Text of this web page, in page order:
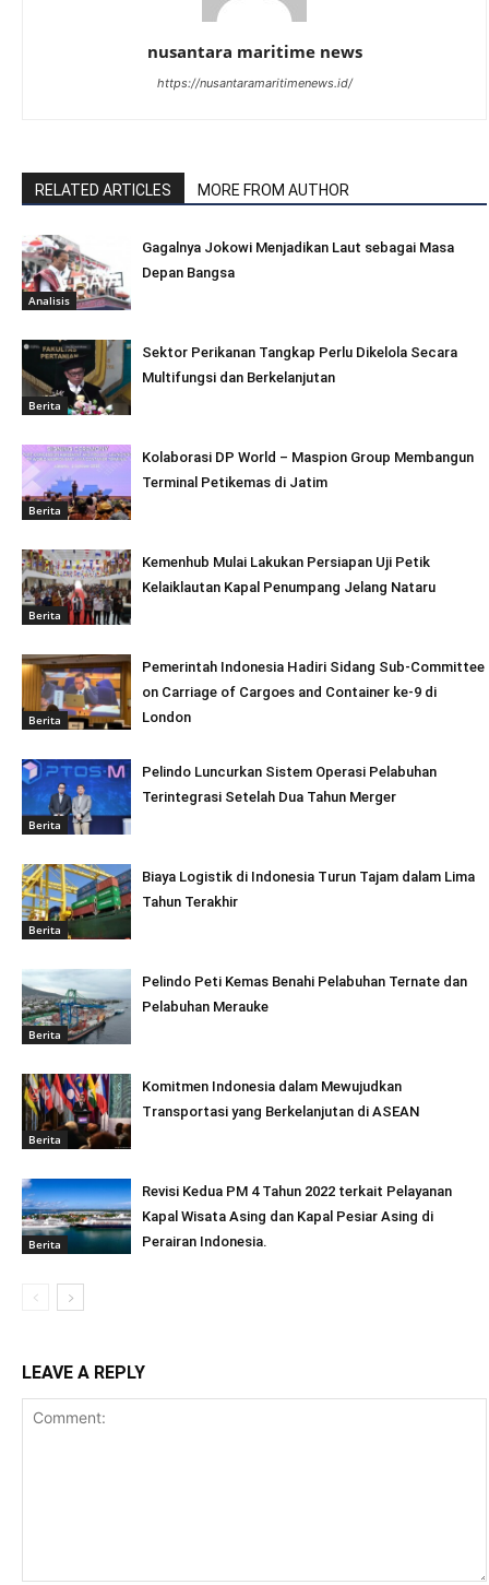
nusantara maritime news
https://nusantaramaritimenews.id/
RELATED ARTICLES MORE FROM AUTHOR
Analisis
Gagalnya Jokowi Menjadikan Laut sebagai Masa
Depan Bangsa
Berita
Sektor Perikanan Tangkap Perlu Dikelola Secara
Multifungsi dan Berkelanjutan
Berita
Kolaborasi DP World – Maspion Group Membangun
Terminal Petikemas di Jatim
Berita
Kemenhub Mulai Lakukan Persiapan Uji Petik
Kelaiklautan Kapal Penumpang Jelang Nataru
Berita
Pemerintah Indonesia Hadiri Sidang Sub-Committee
on Carriage of Cargoes and Container ke-9 di
London
Berita
Pelindo Luncurkan Sistem Operasi Pelabuhan
Terintegrasi Setelah Dua Tahun Merger
Berita
Biaya Logistik di Indonesia Turun Tajam dalam Lima
Tahun Terakhir
Berita
Pelindo Peti Kemas Benahi Pelabuhan Ternate dan
Pelabuhan Merauke
Berita
Komitmen Indonesia dalam Mewujudkan
Transportasi yang Berkelanjutan di ASEAN
Berita
Revisi Kedua PM 4 Tahun 2022 terkait Pelayanan
Kapal Wisata Asing dan Kapal Pesiar Asing di
Perairan Indonesia.
LEAVE A REPLY